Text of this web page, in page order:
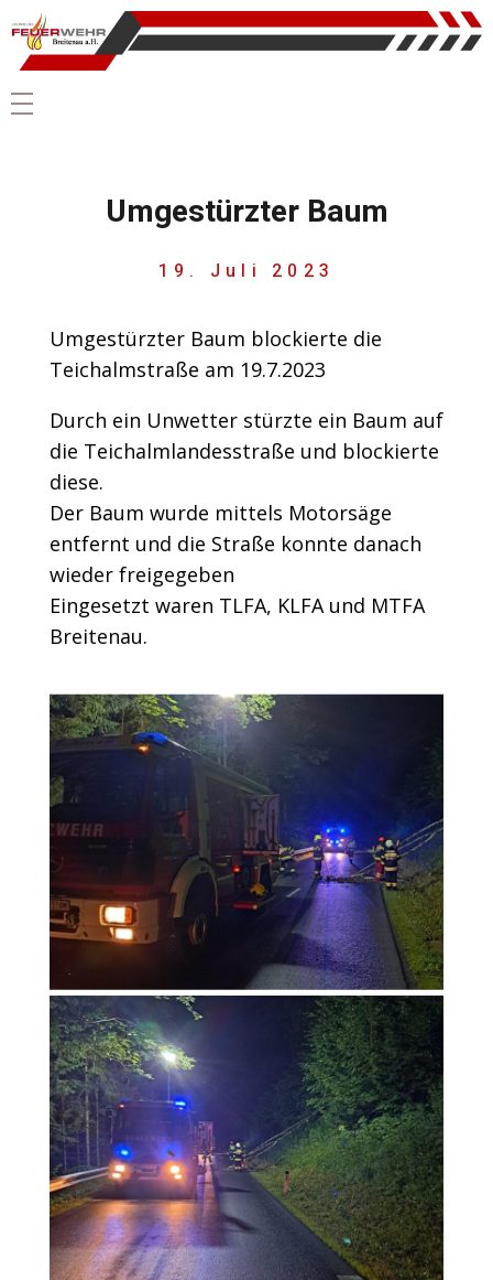
Umgestürzter Baum
19. Juli 2023
Umgestürzter Baum blockierte die
Teichalmstraße am 19.7.2023
Durch ein Unwetter stürzte ein Baum auf
die Teichalmlandesstraße und blockierte
diese.
Der Baum wurde mittels Motorsäge
entfernt und die Straße konnte danach
wieder freigegeben
Eingesetzt waren TLFA, KLFA und MTFA
Breitenau.